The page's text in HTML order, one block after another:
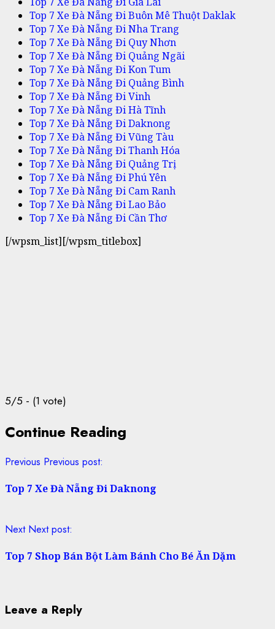
Top 7 Xe Đà Nẵng Đi Buôn Mê Thuột Daklak
Top 7 Xe Đà Nẵng Đi Nha Trang
Top 7 Xe Đà Nẵng Đi Quy Nhơn
Top 7 Xe Đà Nẵng Đi Quảng Ngãi
Top 7 Xe Đà Nẵng Đi Kon Tum
Top 7 Xe Đà Nẵng Đi Quảng Bình
Top 7 Xe Đà Nẵng Đi Vinh
Top 7 Xe Đà Nẵng Đi Hà Tĩnh
Top 7 Xe Đà Nẵng Đi Daknong
Top 7 Xe Đà Nẵng Đi Vũng Tàu
Top 7 Xe Đà Nẵng Đi Thanh Hóa
Top 7 Xe Đà Nẵng Đi Quảng Trị
Top 7 Xe Đà Nẵng Đi Phú Yên
Top 7 Xe Đà Nẵng Đi Cam Ranh
Top 7 Xe Đà Nẵng Đi Lao Bảo
Top 7 Xe Đà Nẵng Đi Cần Thơ
[/wpsm_list][/wpsm_titlebox]
5/5 - (1 vote)
Continue Reading
Previous Previous post:
Top 7 Xe Đà Nẵng Đi Daknong
Next Next post:
Top 7 Shop Bán Bột Làm Bánh Cho Bé Ăn Dặm
Leave a Reply